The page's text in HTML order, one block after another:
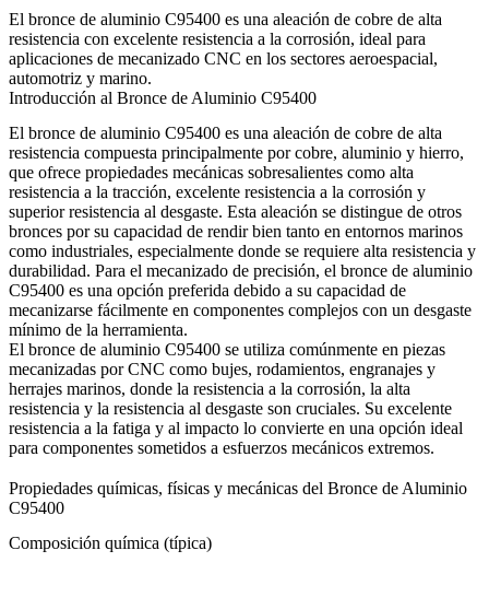
El bronce de aluminio C95400 es una aleación de cobre de alta
resistencia con excelente resistencia a la corrosión, ideal para
aplicaciones de mecanizado CNC en los sectores aeroespacial,
automotriz y marino.
Introducción al Bronce de Aluminio C95400
El bronce de aluminio C95400 es una aleación de cobre de alta
resistencia compuesta principalmente por cobre, aluminio y hierro,
que ofrece propiedades mecánicas sobresalientes como alta
resistencia a la tracción, excelente resistencia a la corrosión y
superior resistencia al desgaste. Esta aleación se distingue de otros
bronces por su capacidad de rendir bien tanto en entornos marinos
como industriales, especialmente donde se requiere alta resistencia y
durabilidad. Para el mecanizado de precisión, el bronce de aluminio
C95400 es una opción preferida debido a su capacidad de
mecanizarse fácilmente en componentes complejos con un desgaste
mínimo de la herramienta.
El bronce de aluminio C95400 se utiliza comúnmente en piezas
mecanizadas por CNC como bujes, rodamientos, engranajes y
herrajes marinos, donde la resistencia a la corrosión, la alta
resistencia y la resistencia al desgaste son cruciales. Su excelente
resistencia a la fatiga y al impacto lo convierte en una opción ideal
para componentes sometidos a esfuerzos mecánicos extremos.
Propiedades químicas, físicas y mecánicas del Bronce de Aluminio
C95400
Composición química (típica)